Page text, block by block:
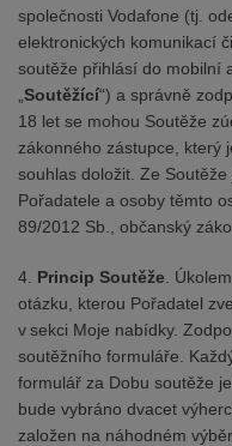
společnosti Vodafone (tj.
elektronických komunikací
soutěže přihlásí do mobilní
Soutěžící“) a správně
18 let se mohou Soutěže
zákonného zástupce, který
souhlas doložit. Ze
Pořadatele a osoby těmto
89/2012 Sb., občanský
4. Princip Soutěže .
otázku, kterou Pořadatel
v sekci Moje nabídky.
soutěžního formuláře.
formulář za Dobu soutěže
bude vybráno dvacet
založen na náhodném